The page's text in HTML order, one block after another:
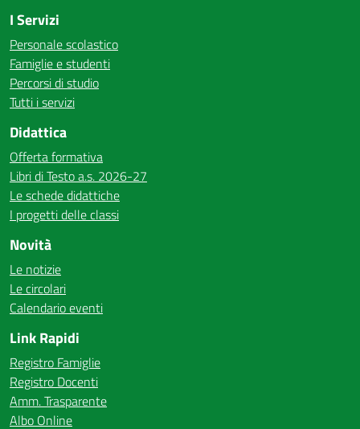
I Servizi
Personale scolastico
Famiglie e studenti
Percorsi di studio
Tutti i servizi
Didattica
Offerta formativa
Libri di Testo a.s. 2026-27
Le schede didattiche
I progetti delle classi
Novità
Le notizie
Le circolari
Calendario eventi
Link Rapidi
Registro Famiglie
Registro Docenti
Amm. Trasparente
Albo Online